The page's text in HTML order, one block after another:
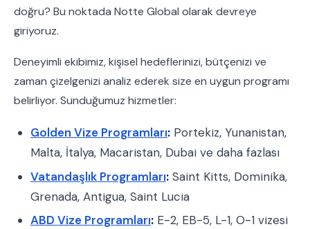
doğru? Bu noktada Notte Global olarak devreye
giriyoruz.
Deneyimli ekibimiz, kişisel hedeflerinizi, bütçenizi ve
zaman çizelgenizi analiz ederek size en uygun programı
belirliyor. Sunduğumuz hizmetler:
Golden Vize Programları: Portekiz, Yunanistan,
Malta, İtalya, Macaristan, Dubai ve daha fazlası
Vatandaşlık Programları: Saint Kitts, Dominika,
Grenada, Antigua, Saint Lucia
ABD Vize Programları: E-2, EB-5, L-1, O-1 vizesi